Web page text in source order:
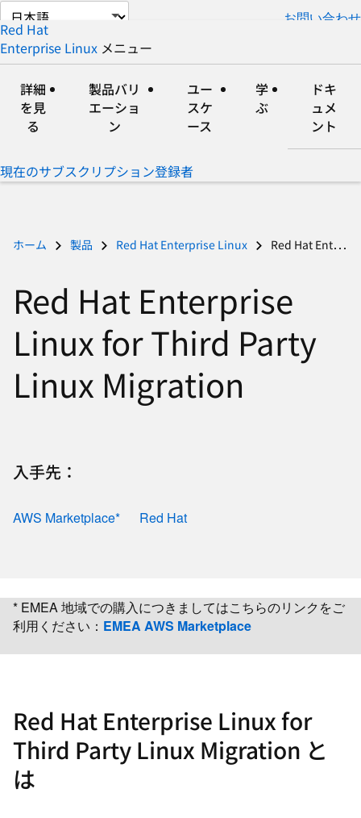
ペ
ー
ジ
の
し
お問い合わせ
Red Hat
Enterprise Linux メニュー
開
り
た
詳細
を見
る
製品バリ
エーショ
ン
ユー
スケ
ース
学
ぶ
ドキ
ュメ
ント
現在のサブスクリプション登録者
ホーム 製品 Red Hat Enterprise Linux Red Hat Enterprise Linux for Third Party Linux Migration
Red Hat Enterprise
Linux for Third Party
Linux Migration
入手先：
AWS Marketplace* Red Hat
* EMEA 地域での購入につきましてはこちらのリンクをご
利用ください： EMEA AWS Marketplace
Red Hat Enterprise Linux for
Third Party Linux Migration と
は